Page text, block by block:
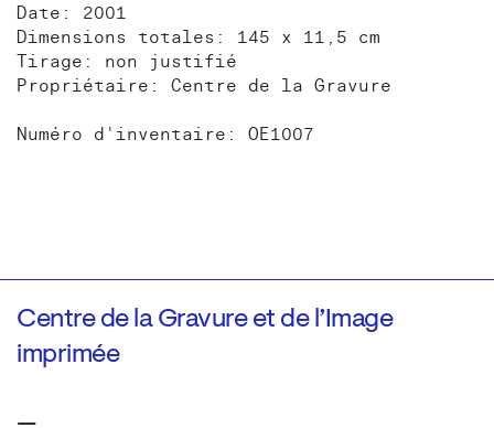
Date: 2001
Dimensions totales: 145 x 11,5 cm
Tirage: non justifié
Propriétaire: Centre de la Gravure
Numéro d'inventaire: OE1007
Centre de la Gravure et de l’Image
imprimée